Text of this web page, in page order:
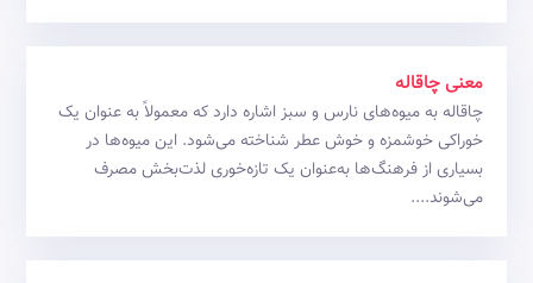
معنی چاقاله
چاقاله به میوه‌های نارس و سبز اشاره دارد که معمولاً به عنوان یک
خوراکی خوشمزه و خوش عطر شناخته می‌شود. این میوه‌ها در
بسیاری از فرهنگ‌ها به‌عنوان یک تازه‌خوری لذت‌بخش مصرف
می‌شوند....